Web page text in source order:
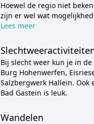
Hoewel de regio niet
zijn er wel wat
Lees meer
Bij slecht weer kun je in
Burg Hohenwerfen,
Salzbergwerk Hallein. Ook
Bad Gastein is leuk.
Wandelen